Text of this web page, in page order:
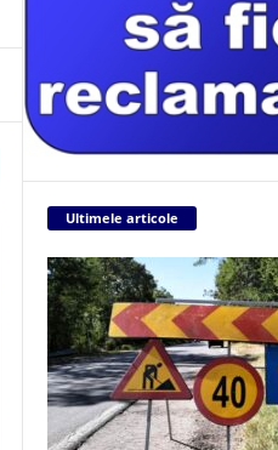
Ultimele articole